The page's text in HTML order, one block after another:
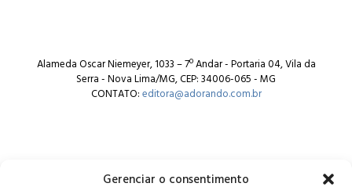
Gerenciar o consentimento
Alameda Oscar Niemeyer, 1033 – 7º Andar - Portaria 04, Vila da
Serra - Nova Lima/MG, CEP: 34006-065 - MG
CONTATO:editora@adorando.com.br